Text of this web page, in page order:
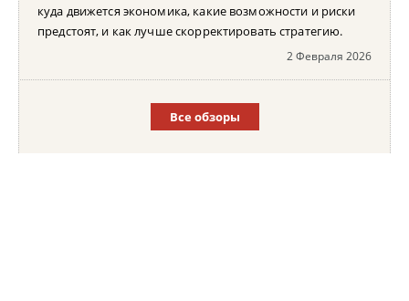
куда движется экономика, какие возможности и риски
предстоят, и как лучше скорректировать стратегию.
2 Февраля 2026
Все обзоры